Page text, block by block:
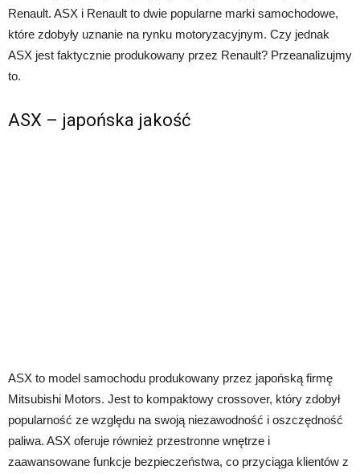
Renault. ASX i Renault to dwie popularne marki samochodowe,
które zdobyły uznanie na rynku motoryzacyjnym. Czy jednak
ASX jest faktycznie produkowany przez Renault? Przeanalizujmy
to.
ASX – japońska jakość
ASX to model samochodu produkowany przez japońską firmę
Mitsubishi Motors. Jest to kompaktowy crossover, który zdobył
popularność ze względu na swoją niezawodność i oszczędność
paliwa. ASX oferuje również przestronne wnętrze i
zaawansowane funkcje bezpieczeństwa, co przyciąga klientów z